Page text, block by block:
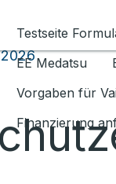
Testseite
EE Medatsu
Vorgaben für
Finanzierung